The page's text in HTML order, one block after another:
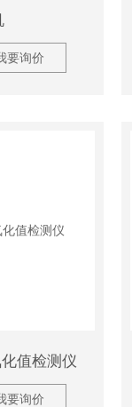
要询价
值检测仪
要询价